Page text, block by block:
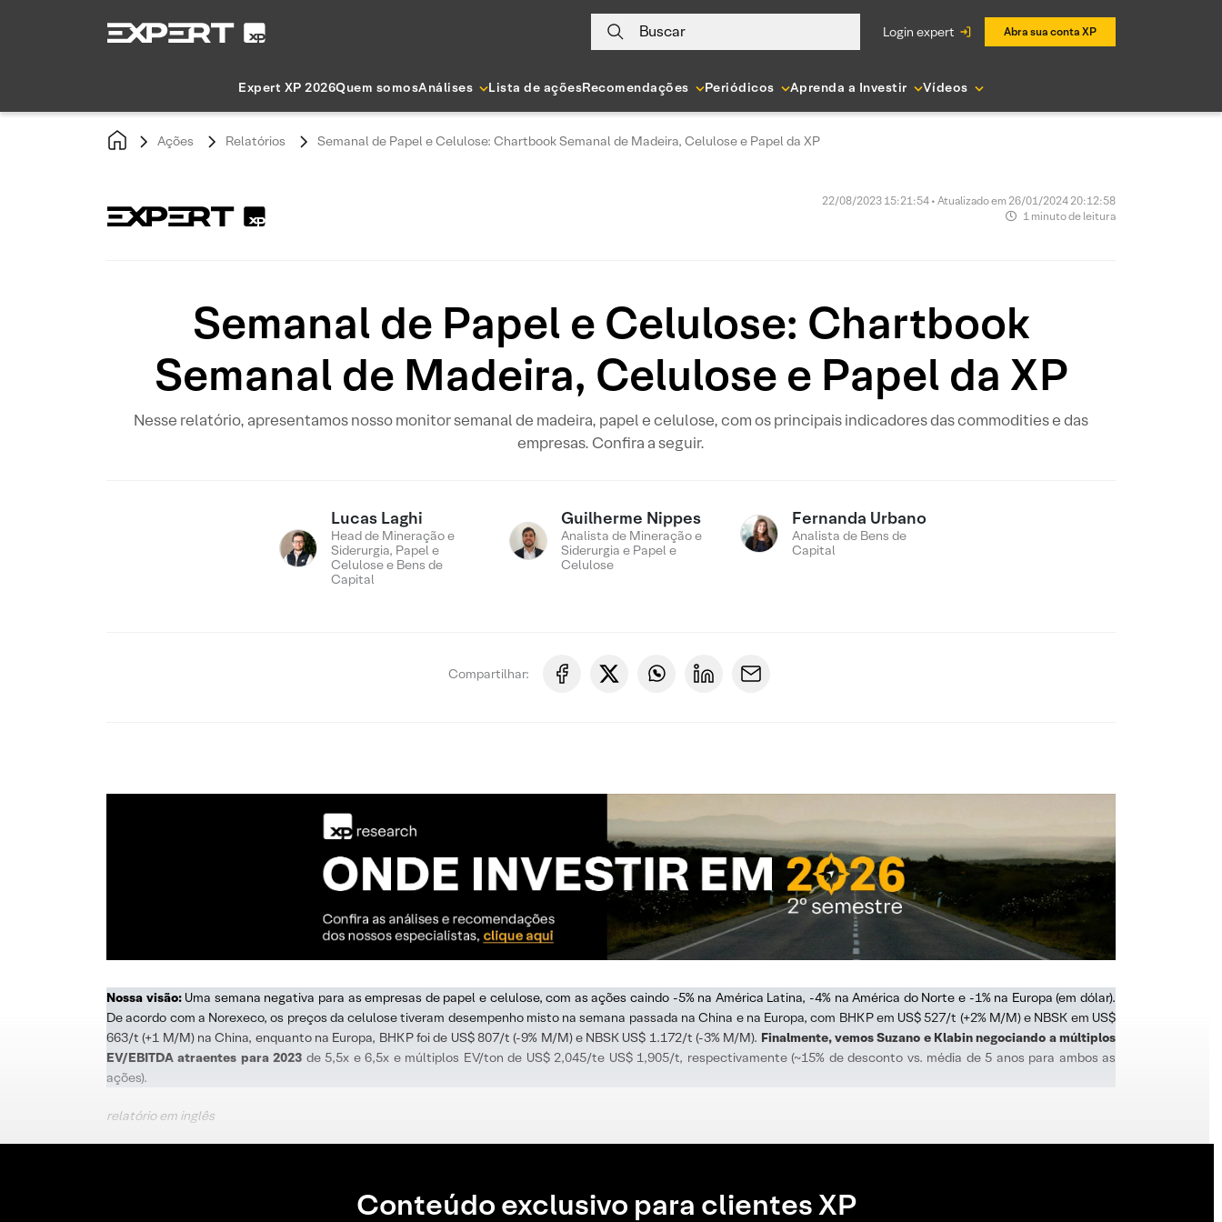
Buscar login expert Abra sua conta XP
Expert XP 2026Quem somosAnálises Lista de açõesRecomendações Periódicos Aprenda a Investir Vídeos
Ações Relatórios Semanal de Papel e Celulose: Chartbook Semanal de Madeira, Celulose e Papel da XP
22/08/2023 15:21:54 • Atualizado em 26/01/2024 20:12:58
1 minuto de leitura
Semanal de Papel e Celulose: Chartbook
Semanal de Madeira, Celulose e Papel da XP
Nesse relatório, apresentamos nosso monitor semanal de madeira, papel e celulose, com os principais indicadores das commodities e das
empresas. Confira a seguir.
Lucas Laghi
Head de Mineração e
Siderurgia, Papel e
Celulose e Bens de
Capital
Guilherme Nippes
Analista de Mineração e
Siderurgia e Papel e
Celulose
Fernanda Urbano
Analista de Bens de
Capital
Compartilhar:
Nossa visão: Uma semana negativa para as empresas de papel e celulose, com as ações caindo -5% na América Latina, -4% na América do Norte e -1% na Europa (em dólar).
De acordo com a Norexeco, os preços da celulose tiveram desempenho misto na semana passada na China e na Europa, com BHKP em US$ 527/t (+2% M/M) e NBSK em US$
663/t (+1 M/M) na China, enquanto na Europa, BHKP foi de US$ 807/t (-9% M/M) e NBSK US$ 1.172/t (-3% M/M). Finalmente, vemos Suzano e Klabin negociando a múltiplos
EV/EBITDA atraentes para 2023 de 5,5x e 6,5x e múltiplos EV/ton de US$ 2,045/te US$ 1,905/t, respectivamente (~15% de desconto vs. média de 5 anos para ambos as
ações).
relatório em inglês
Conteúdo exclusivo para clientes XP